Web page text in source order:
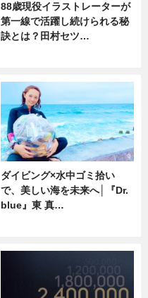
88歳現役イラストレーターが
第一線で活躍し続けられる秘
訣とは？田村セツ…
ダイビング×水中ゴミ拾い
で、美しい海を未来へ│『Dr.
blue』東 真…